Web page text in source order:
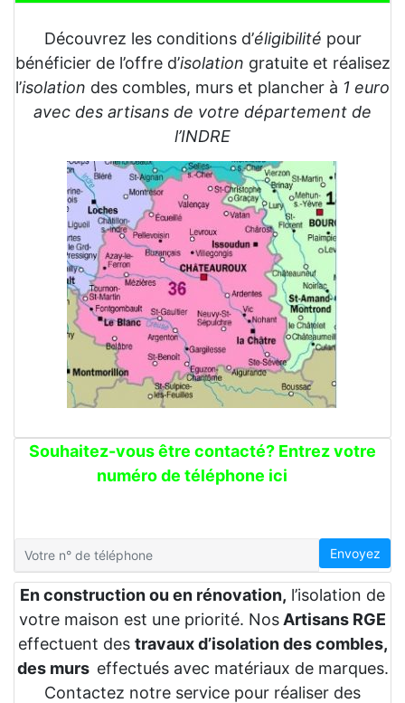
Découvrez les conditions d’éligibilité pour
bénéficier de l’offre d’isolation gratuite et réalisez
l’isolation des combles, murs et plancher à 1 euro
avec des artisans de votre département de
l’INDRE
Souhaitez-vous être contacté? Entrez votre
numéro de téléphone ici
Envoyez
En construction ou en rénovation, l’isolation de
votre maison est une priorité. Nos Artisans RGE
effectuent des travaux d’isolation des combles,
des murs effectués avec matériaux de marques.
Contactez notre service pour réaliser des